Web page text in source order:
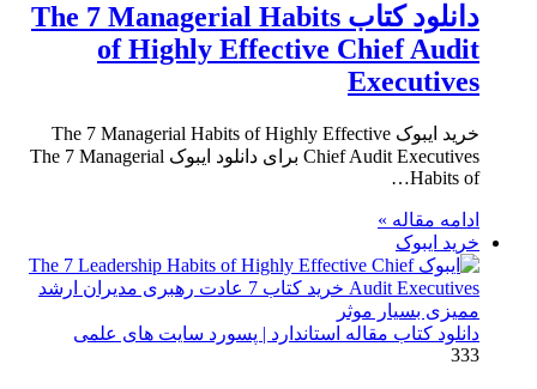
دانلود کتاب The 7 Managerial Habits
of Highly Effective Chief Audit
Executives
خرید ایبوک The 7 Managerial Habits of Highly Effective
Chief Audit Executives برای دانلود ایبوک The 7 Managerial
Habits of…
ادامه مقاله »
خرید ایبوک
دانلود کتاب مقاله استاندارد | پسورد سایت های علمی
333